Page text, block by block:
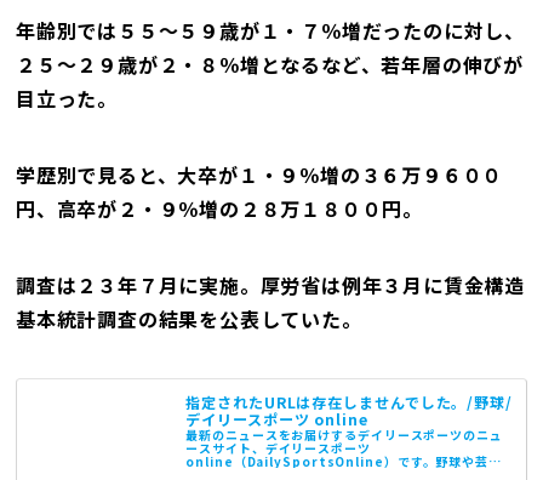
年齢別では５５～５９歳が１・７％増だったのに対し、
２５～２９歳が２・８％増となるなど、若年層の伸びが
目立った。
学歴別で見ると、大卒が１・９％増の３６万９６００
円、高卒が２・９％増の２８万１８００円。
調査は２３年７月に実施。厚労省は例年３月に賃金構造
基本統計調査の結果を公表していた。
指定されたURLは存在しませんでした。/野球/
デイリースポーツ online
最新のニュースをお届けするデイリースポーツのニュ
ースサイト、デイリースポーツ
online（DailySportsOnline）です。野球や芸能